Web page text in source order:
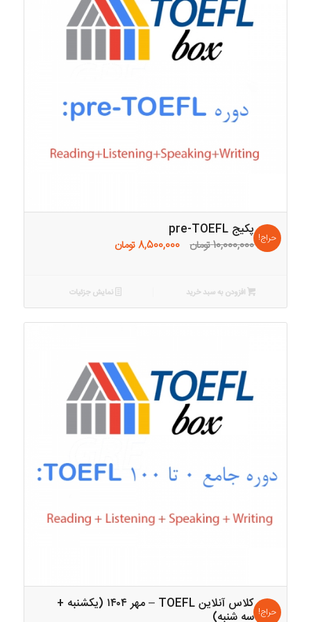
پکیج pre-TOEFL
10,000,000تومان قیمت
بود.
8,500,000تومانقیمت
حراج!
افزودن به سبد خرید نمایش جزئیات
کلاس آنلاین TOEFL – مهر ۱۴۰۴ (یکشنبه +
سه شنبه) حراج!